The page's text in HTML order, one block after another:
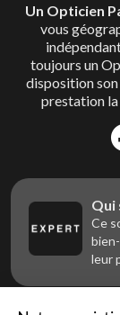
Un Opticien
vous
toujours un
disposition
prestation la
Qui
Ce
leur